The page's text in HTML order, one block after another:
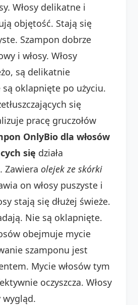
Włosy delikatne i
objętość. Stają się
Szampon dobrze
i włosy. Włosy
są delikatnie
są oklapnięte po użyciu.
się
pracę gruczołów
OnlyBio dla włosów
się działa
Zawiera olejek ze skórki
on włosy puszyste i
stają się dłużej świeże.
Nie są oklapnięte.
obejmuje mycie
szamponu jest
Mycie włosów tym
oczyszcza. Włosy
wygląd.